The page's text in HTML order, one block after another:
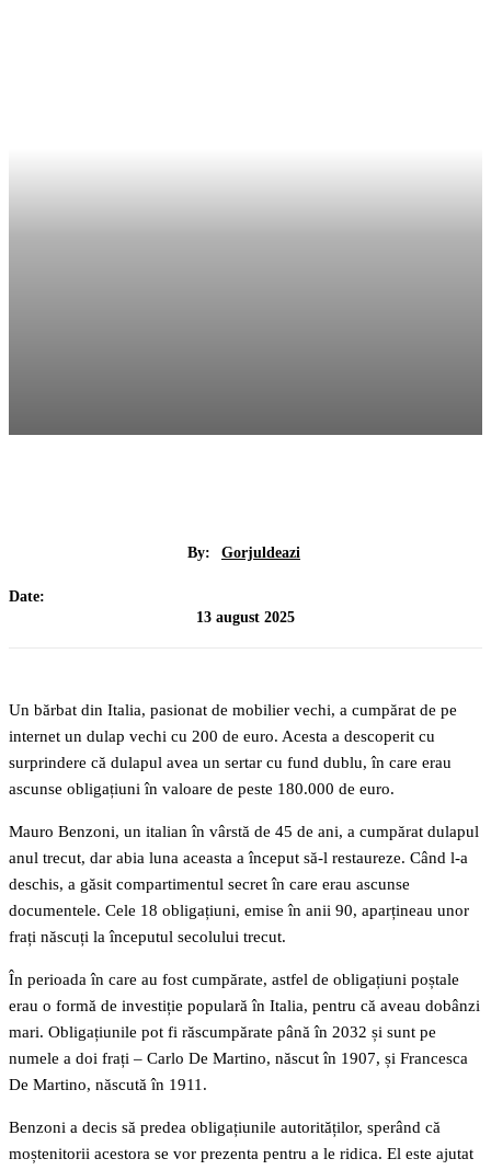
By: Gorjuldeazi
Date:
13 august 2025
Un bărbat din Italia, pasionat de mobilier vechi, a cumpărat de pe
internet un dulap vechi cu 200 de euro. Acesta a descoperit cu
surprindere că dulapul avea un sertar cu fund dublu, în care erau
ascunse obligațiuni în valoare de peste 180.000 de euro.
Mauro Benzoni, un italian în vârstă de 45 de ani, a cumpărat dulapul
anul trecut, dar abia luna aceasta a început să-l restaureze. Când l-a
deschis, a găsit compartimentul secret în care erau ascunse
documentele. Cele 18 obligațiuni, emise în anii 90, aparțineau unor
frați născuți la începutul secolului trecut.
În perioada în care au fost cumpărate, astfel de obligațiuni poștale
erau o formă de investiție populară în Italia, pentru că aveau dobânzi
mari. Obligațiunile pot fi răscumpărate până în 2032 și sunt pe
numele a doi frați – Carlo De Martino, născut în 1907, și Francesca
De Martino, născută în 1911.
Benzoni a decis să predea obligațiunile autorităților, sperând că
moștenitorii acestora se vor prezenta pentru a le ridica. El este ajutat